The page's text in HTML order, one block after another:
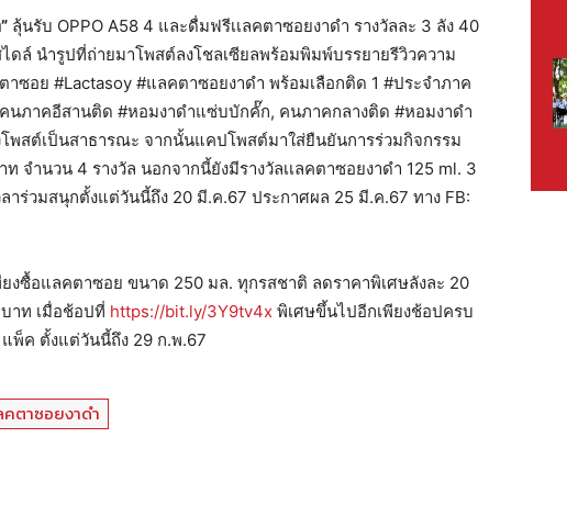
ลุ้นรับ OPPO A58 4 และดื่มฟรีเเลคตาซอยงาดำ รางวัลละ 3 ลัง 40
ล์ นำรูปที่ถ่ายมาโพสต์ลงโชลเซียลพร้อมพิมพ์บรรยายรีวิวความ
ซอย #Lactasoy #แลคตาซอยงาดำ พร้อมเลือกติด 1 #ประจำภาค
ภาคอีสานติด #หอมงาดำแซ่บบักคั๊ก, คนภาคกลางติด #หอมงาดำ
พสต์เป็นสาธารณะ จากนั้นแคปโพสต์มาใส่ยืนยันการร่วมกิจกรรม
จำนวน 4 รางวัล นอกจากนี้ยังมีรางวัลเเลคตาซอยงาดำ 125 ml. 3
าร่วมสนุกตั้งแต่วันนี้ถึง 20 มี.ค.67 ประกาศผล 25 มี.ค.67 ทาง FB:
ยงซื้อแลคตาซอย ขนาด 250 มล. ทุกรสชาติ ลดราคาพิเศษลังละ 20
าท เมื่อช้อปที่ https://bit.ly/3Y9tv4x พิเศษขึ้นไปอีกเพียงช้อปครบ
พ็ค ตั้งแต่วันนี้ถึง 29 ก.พ.67
คตาซอยงาดำ